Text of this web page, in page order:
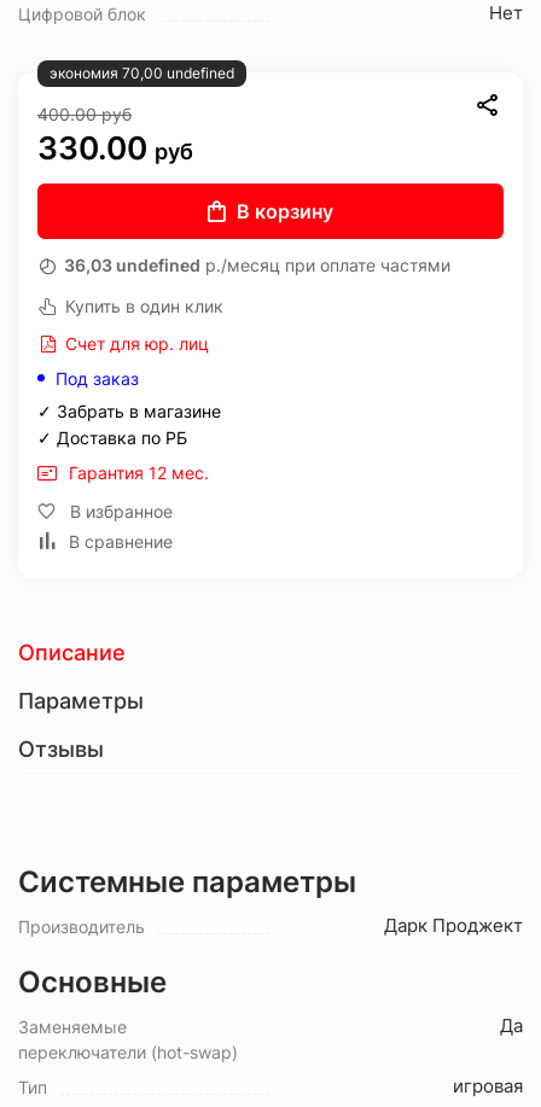
Цифровой блок Нет
экономия 70,00 undefined
400.00руб
330.00 руб
В корзину
36,03 undefined р./месяц при оплате частями
Купить в один клик
Счет для юр. лиц
Под заказ
✓ Забрать в магазине
✓ Доставка по РБ
Гарантия 12 мес.
В избранное
В сравнение
Описание
Параметры
Отзывы
Системные параметры
Производитель Дарк Проджект
Основные
Заменяемые
переключатели (hot-swap)
Да
Тип игровая